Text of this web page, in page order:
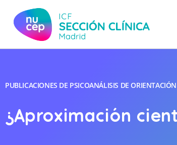
PUBLICACIONES DE PSICOANÁLISIS DE
¿Aproximación